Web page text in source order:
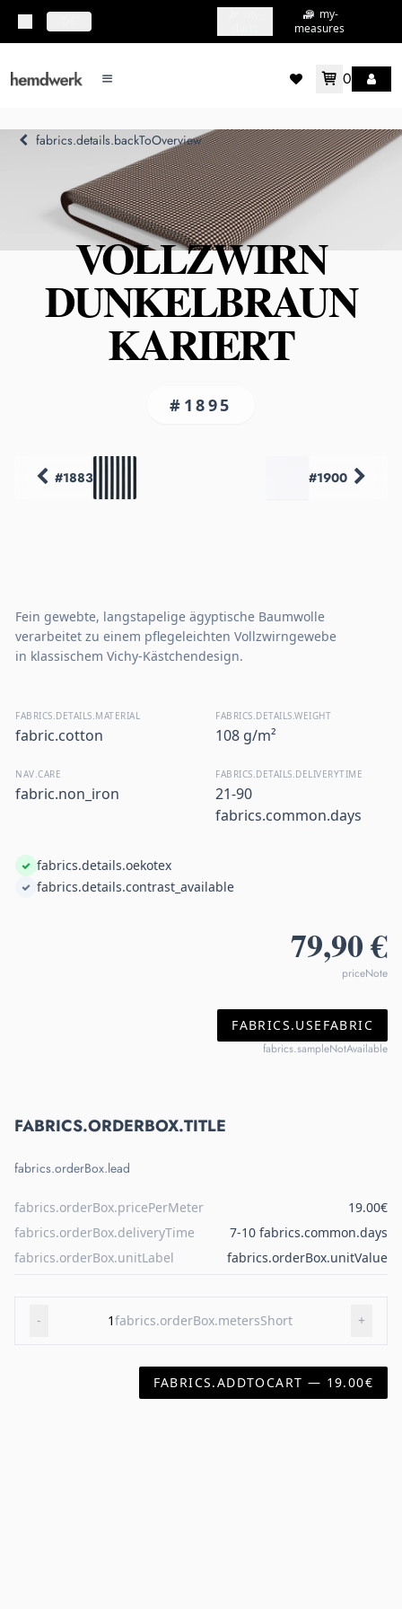
my-
measures
mainMenu.menu 0
fabrics.details.backToOverview
VOLLZWIRN
DUNKELBRAUN
KARIERT
#1895
#1883 #1900
Fein gewebte, langstapelige ägyptische Baumwolle
verarbeitet zu einem pflegeleichten Vollzwirngewebe
in klassischem Vichy-Kästchendesign.
FABRICS.DETAILS.MATERIAL
fabric.cotton
FABRICS.DETAILS.WEIGHT
108 g/m²
NAV.CARE
fabric.non_iron
FABRICS.DETAILS.DELIVERYTIME
21-90
fabrics.common.days
fabrics.details.oekotex
fabrics.details.contrast_available
79,90 €
priceNote
FABRICS.USEFABRIC
fabrics.sampleNotAvailable
FABRICS.ORDERBOX.TITLE
fabrics.orderBox.lead
fabrics.orderBox.pricePerMeter
19.00€
fabrics.orderBox.deliveryTime
7-10 fabrics.common.days
fabrics.orderBox.unitLabel
fabrics.orderBox.unitValue
- 1fabrics.orderBox.metersShort +
FABRICS.ADDTOCART — 19.00€